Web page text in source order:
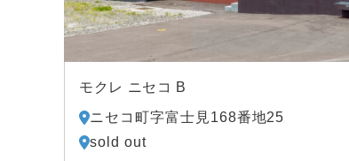
モクレ ニセコ B
ニセコ町字富士見168番地25
sold out